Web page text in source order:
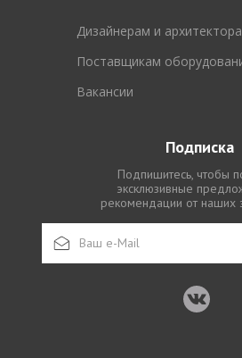
Дизайнерам и
Поставщикам
Вакансии
Подписка
Подпишитесь, чтобы
эксклюзивные
рекомендации от наших